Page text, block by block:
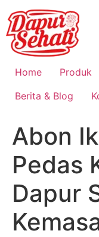
Home Produk
Berita & Blog
Abon
Pedas
Dapur